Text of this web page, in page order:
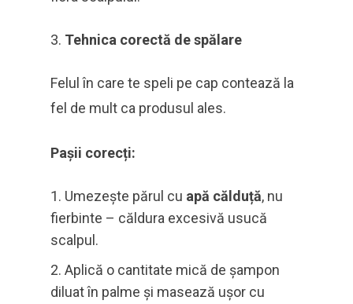
Tehnica corectă de spălare
Felul în care te speli pe cap contează la
fel de mult ca produsul ales.
Pașii corecți:
Umezește părul cu apă călduță, nu
fierbinte – căldura excesivă usucă
scalpul.
Aplică o cantitate mică de șampon
diluat în palme și masează ușor cu